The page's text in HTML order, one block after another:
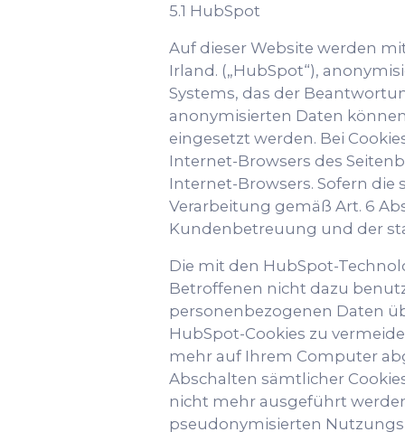
5.1 HubSpot
Auf dieser Website werden
Irland. („HubSpot“),
Systems, das der
anonymisierten Daten
eingesetzt werden. Bei
Internet-Browsers des
Internet-Browsers. Sofern
Verarbeitung gemäß Art. 6
Kundenbetreuung und der
Die mit den HubSpot-
Betroffenen nicht dazu
personenbezogenen Daten
HubSpot-Cookies zu
mehr auf Ihrem Computer
Abschalten sämtlicher
nicht mehr ausgeführt
pseudonymisierten